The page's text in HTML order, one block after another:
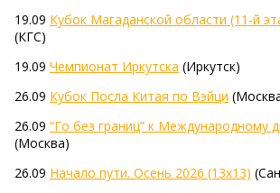
19.09 Кубок Магаданской области (11-й
(КГС)
19.09 Чемпионат Иркутска (Иркутск)
26.09 Кубок Посла Китая по Вэйци
26.09 “Го без границ” к Международному
(Москва)
26.09 Начало пути. Осень 2026 (13х13)